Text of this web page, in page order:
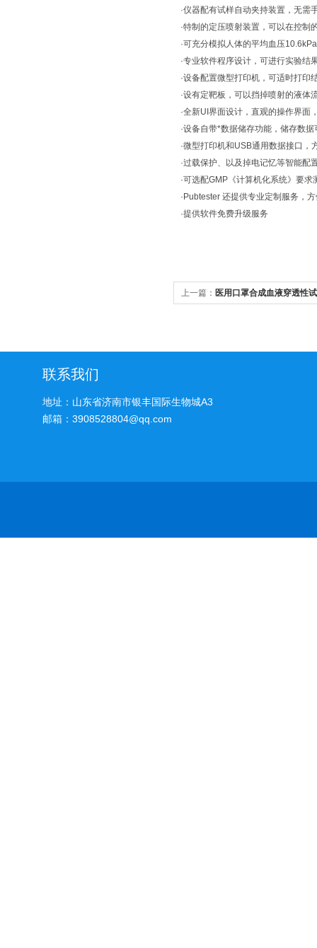
·仪器配有试样自动夹持装置，无需
·特制的定压喷射装置，可以在控制
·可充分模拟人体的平均血压
·专业软件程序设计，可进行实验结
·设备配置微型打印机，可适时打印
·设有定靶板，可以挡掉喷射的液
·全新UI界面设计，直观的操作界面
·设备自带*数据储存功能，储存数
·微型打印机和USB通用数据接口，
·过载保护、以及掉电记忆等智能配
·可选配GMP《计算机化系统》要
·Pubtester 还提供专业定制服务，
·提供软件免费升级服务
上一篇： 医用口罩合成血液穿透性
联系我们
地址：山东省济南市银丰国际生物城A3
邮箱：3908528804@qq.com